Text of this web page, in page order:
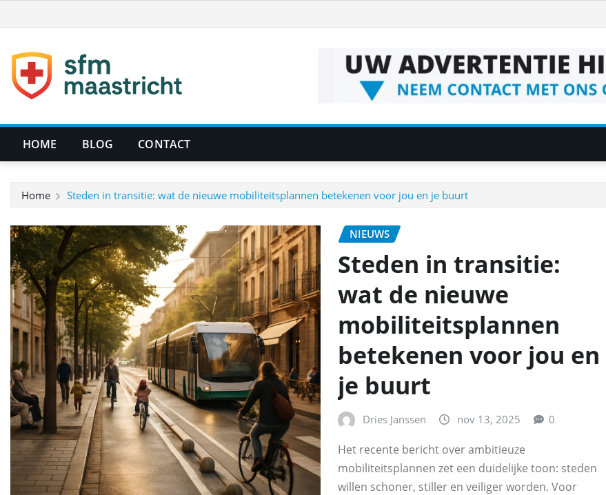
naar
inhoud
HOME BLOG CONTACT
Home Steden in transitie: wat de nieuwe mobiliteitsplannen betekenen voor jou en je buurt
NIEUWS
Steden in transitie:
wat de nieuwe
mobiliteitsplannen
betekenen voor jou en
je buurt
Dries Janssen nov 13, 2025 0
Het recente bericht over ambitieuze
mobiliteitsplannen zet een duidelijke toon: steden
willen schoner, stiller en veiliger worden. Voor